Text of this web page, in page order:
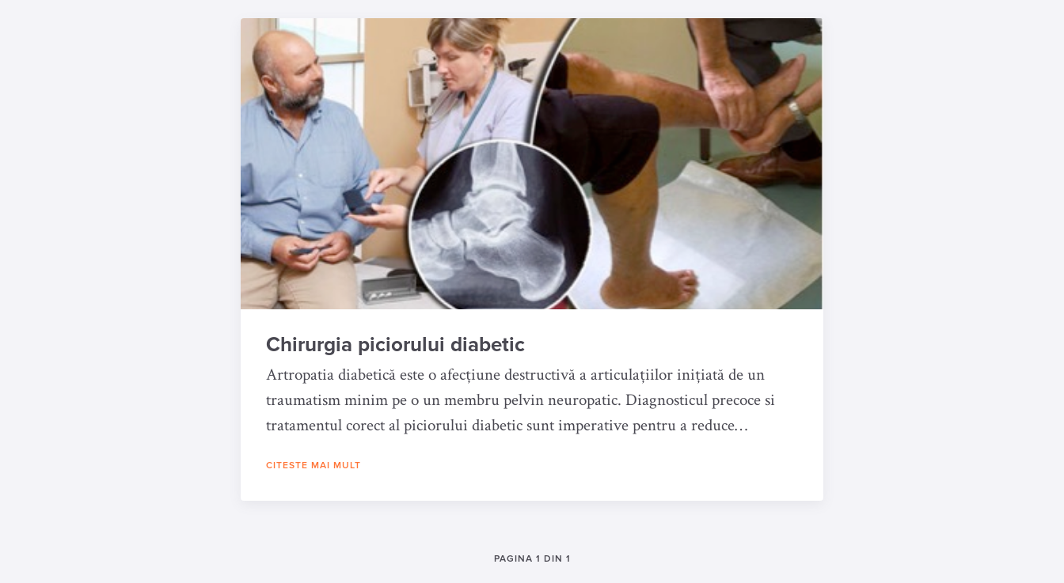
Chirurgia piciorului diabetic
Artropatia diabetică este o afecțiune destructivă a articulațiilor inițiată de un
traumatism minim pe o un membru pelvin neuropatic. Diagnosticul precoce si
tratamentul corect al piciorului diabetic sunt imperative pentru a reduce
CITESTE MAI MULT
PAGINA 1 DIN 1